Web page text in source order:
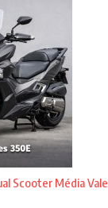
Scooter Média Vale